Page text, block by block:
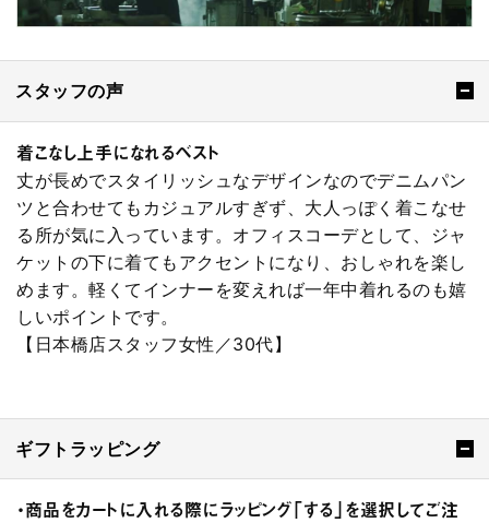
スタッフの声
着こなし上手になれるベスト
丈が長めでスタイリッシュなデザインなのでデニムパン
ツと合わせてもカジュアルすぎず、大人っぽく着こなせ
る所が気に入っています。オフィスコーデとして、ジャ
ケットの下に着てもアクセントになり、おしゃれを楽し
めます。軽くてインナーを変えれば一年中着れるのも嬉
しいポイントです。
【日本橋店スタッフ女性／30代】
ギフトラッピング
・商品をカートに入れる際にラッピング「する」を選択してご注